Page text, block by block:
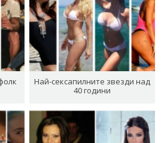
Най-сексапилните звезди над
40 години